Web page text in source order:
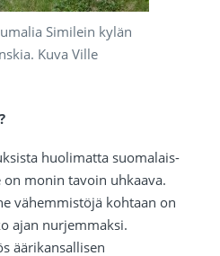
Similein kylän
Kuva Ville
huolimatta suomalais-
monin tavoin uhkaava.
vähemmistöjä kohtaan on
ajan nurjemmaksi.
äärikansallisen